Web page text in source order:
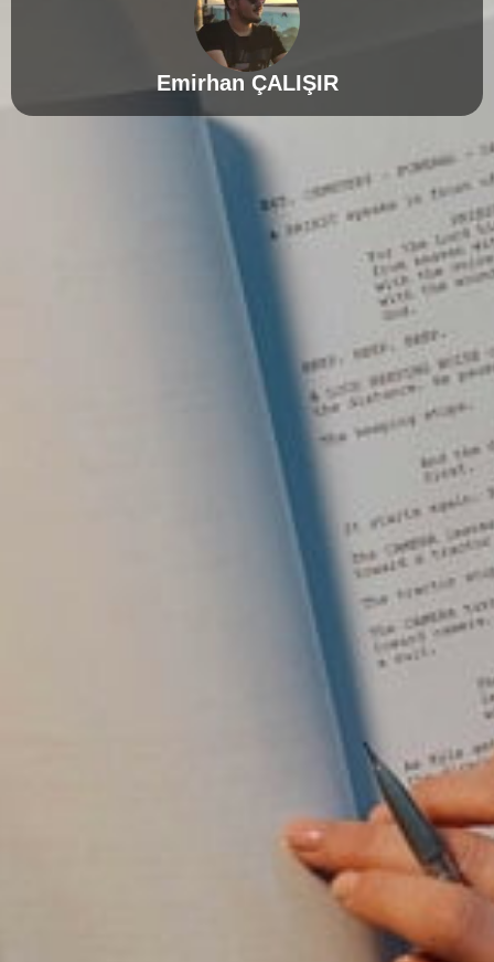
Emirhan ÇALIŞIR